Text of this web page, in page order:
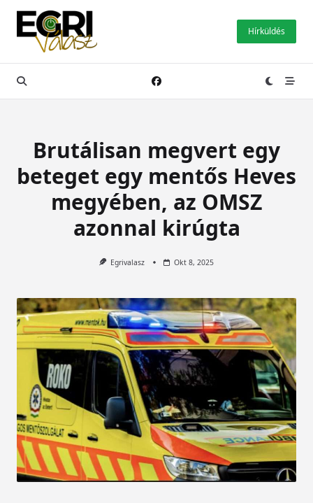
Skip
content
Hírküldés
Brutálisan megvert egy
beteget egy mentős Heves
megyében, az OMSZ
azonnal kirúgta
Egrivalasz Okt 8, 2025